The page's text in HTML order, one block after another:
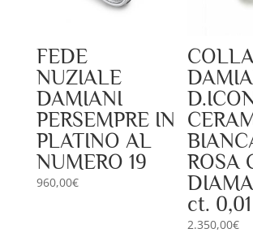
FEDE
NUZIALE
DAMIANI
PERSEMPRE IN
PLATINO AL
NUMERO 19
960,00€
ROSA
ct.
2.350,00€